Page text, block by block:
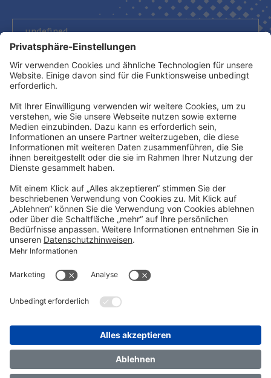
Newsletter abonnieren
Kontakt
TRANSFORM 2026
Über unsFAQImpressumDatenschutz